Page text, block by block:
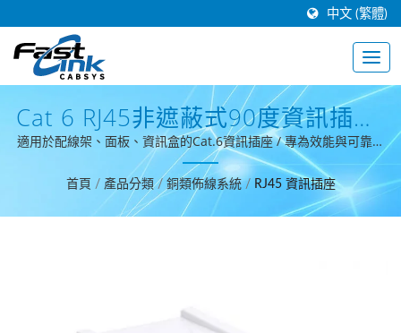
中文 (繁體)
Cat 6 RJ45非遮蔽式90度資訊插座-
外掀式防塵門
適用於配線架、面板、資訊盒的Cat.6資訊插座 / 專為效能與可靠性
打造的高階佈線系統。
首頁 / 產品分類 / 銅類佈線系統 / RJ45 資訊插座